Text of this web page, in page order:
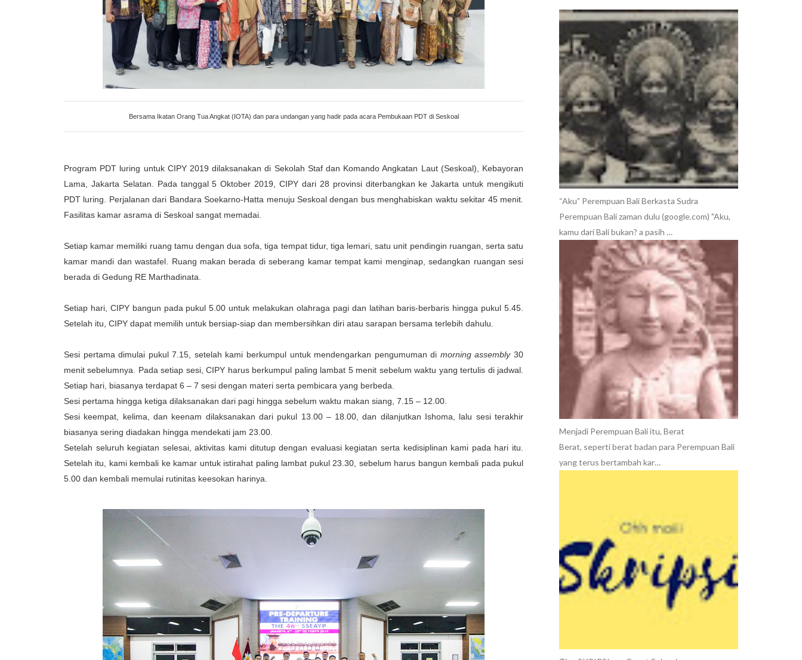
Bersama Ikatan Orang Tua Angkat (IOTA) dan para undangan yang hadir pada acara Pembukaan PDT di Seskoal
Program PDT luring untuk CIPY 2019 dilaksanakan di Sekolah Staf dan Komando Angkatan Laut (Seskoal), Kebayoran
Lama, Jakarta Selatan. Pada tanggal 5 Oktober 2019, CIPY dari 28 provinsi diterbangkan ke Jakarta untuk mengikuti
PDT luring. Perjalanan dari Bandara Soekarno-Hatta menuju Seskoal dengan bus menghabiskan waktu sekitar 45 menit.
Fasilitas kamar asrama di Seskoal sangat memadai.
Setiap kamar memiliki ruang tamu dengan dua sofa, tiga tempat tidur, tiga lemari, satu unit pendingin ruangan, serta satu
kamar mandi dan wastafel. Ruang makan berada di seberang kamar tempat kami menginap, sedangkan ruangan sesi
berada di Gedung RE Marthadinata.
Setiap hari, CIPY bangun pada pukul 5.00 untuk melakukan olahraga pagi dan latihan baris-berbaris hingga pukul 5.45.
Setelah itu, CIPY dapat memilih untuk bersiap-siap dan membersihkan diri atau sarapan bersama terlebih dahulu.
Sesi pertama dimulai pukul 7.15, setelah kami berkumpul untuk mendengarkan pengumuman di morning assembly30
menit sebelumnya. Pada setiap sesi, CIPY harus berkumpul paling lambat 5 menit sebelum waktu yang tertulis di jadwal.
Setiap hari, biasanya terdapat 6 – 7 sesi dengan materi serta pembicara yang berbeda.
Sesi pertama hingga ketiga dilaksanakan dari pagi hingga sebelum waktu makan siang, 7.15 – 12.00.
Sesi keempat, kelima, dan keenam dilaksanakan dari pukul 13.00 – 18.00, dan dilanjutkan Ishoma, lalu sesi terakhir
biasanya sering diadakan hingga mendekati jam 23.00.
Setelah seluruh kegiatan selesai, aktivitas kami ditutup dengan evaluasi kegiatan serta kedisiplinan kami pada hari itu.
Setelah itu, kami kembali ke kamar untuk istirahat paling lambat pukul 23.30, sebelum harus bangun kembali pada pukul
5.00 dan kembali memulai rutinitas keesokan harinya.
“Aku” Perempuan Bali Berkasta Sudra
Perempuan Bali zaman dulu (google.com) "Aku,
kamu dari Bali bukan? a pasih …
Menjadi Perempuan Bali itu, Berat
Berat, seperti berat badan para Perempuan Bali
yang terus bertambah kar…